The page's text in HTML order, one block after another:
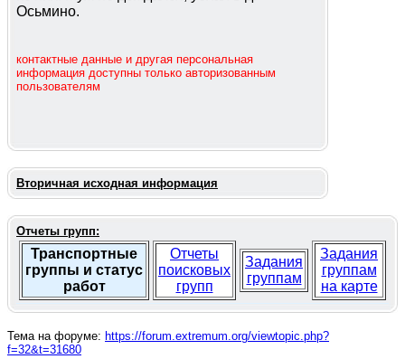
Осьмино.
контактные данные и другая персональная
информация доступны только авторизованным
пользователям
Вторичная исходная информация
Отчеты групп:
Транспортные
группы и статус
работ
Отчеты
поисковых
групп
Задания
группам
Задания
группам
на карте
Тема на форуме: https://forum.extremum.org/viewtopic.php?
f=32&t=31680